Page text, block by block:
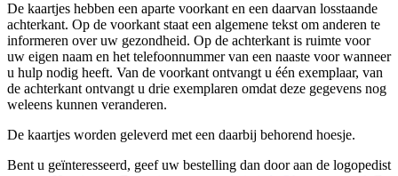
De kaartjes hebben een aparte voorkant en een daarvan losstaande
achterkant. Op de voorkant staat een algemene tekst om anderen te
informeren over uw gezondheid. Op de achterkant is ruimte voor
uw eigen naam en het telefoonnummer van een naaste voor wanneer
u hulp nodig heeft. Van de voorkant ontvangt u één exemplaar, van
de achterkant ontvangt u drie exemplaren omdat deze gegevens nog
weleens kunnen veranderen.
De kaartjes worden geleverd met een daarbij behorend hoesje.
Bent u geïnteresseerd, geef uw bestelling dan door aan de logopedist